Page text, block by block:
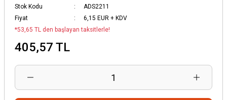
Stok Kodu
ADS2211
Fiyat
6,15 EUR + KDV
*53,65 TL den başlayan taksitlerle!
405,57 TL